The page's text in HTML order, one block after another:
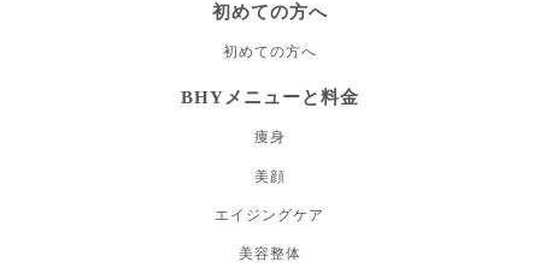
初めての方へ
初めての方へ
BHYメニューと料金
痩身
美顔
エイジングケア
美容整体